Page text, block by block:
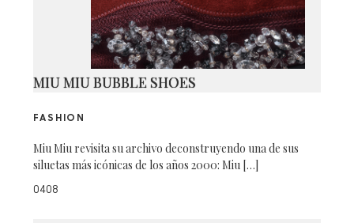
MIU MIU BUBBLE SHOES
FASHION
Miu Miu revisita su archivo deconstruyendo una de sus
siluetas más icónicas de los años 2000: Miu […]
0408